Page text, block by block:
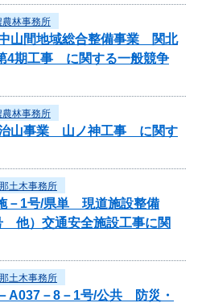
農林事務所
中山間地域総合整備事業 関北
4期工事 に関する一般競争
農林事務所
治山事業 山ノ神工事 に関す
土木事務所
－1号/県単 現道施設整備
他）交通安全施設工事に関
土木事務所
A037－8－1号/公共 防災・